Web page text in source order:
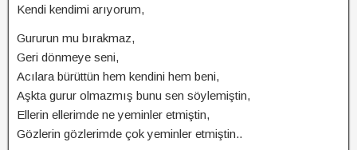
Kendi kendimi arıyorum,
Gururun mu bırakmaz,
Geri dönmeye seni,
Acılara bürüttün hem kendini hem beni,
Aşkta gurur olmazmış bunu sen söylemiştin,
Ellerin ellerimde ne yeminler etmiştin,
Gözlerin gözlerimde çok yeminler etmiştin..